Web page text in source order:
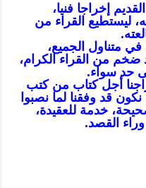
إخراجا فنيا،
ليستطيع القراء من
في متناول الجميع،
ضخم من القراءالكرام،
حد سواء.
أجل كتاب من كتب
قد وفقنا لما نصبوا
خدمة للعقيدة،
القصد.